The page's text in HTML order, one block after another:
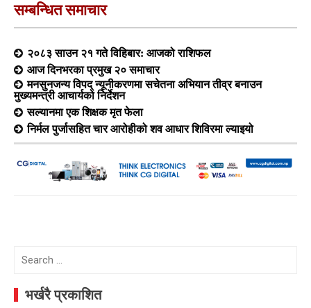
सम्बन्धित समाचार
२०८३ साउन २१ गते विहिबार: आजको राशिफल
आज दिनभरका प्रमुख २० समाचार
मनसुनजन्य विपद् न्यूनीकरणमा सचेतना अभियान तीव्र बनाउन
मुख्यमन्त्री आचार्यको निर्देशन
सल्यानमा एक शिक्षक मृत फेला
निर्मल पुर्जासहित चार आरोहीको शव आधार शिविरमा ल्याइयो
Search
भर्खरै प्रकाशित